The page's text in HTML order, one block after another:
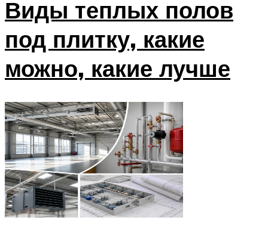
Виды теплых полов
под плитку, какие
можно, какие лучше